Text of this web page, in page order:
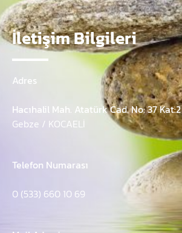
İletişim Bilgileri
Adres
Hacıhalil Mah. Atatürk Cad. No: 37 Kat:2
Gebze / KOCAELİ
Telefon Numarası
0 (533) 660 10 69